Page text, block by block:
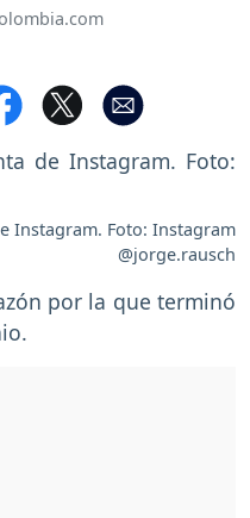
Instagram. Foto: Instagram
@jorge.rausch
por la que terminó